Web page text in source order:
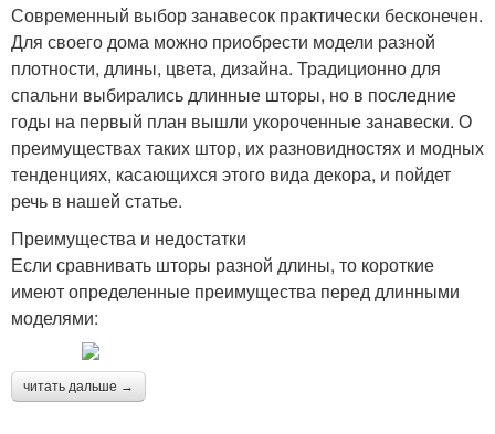
Современный выбор занавесок практически бесконечен.
Для своего дома можно приобрести модели разной
плотности, длины, цвета, дизайна. Традиционно для
спальни выбирались длинные шторы, но в последние
годы на первый план вышли укороченные занавески. О
преимуществах таких штор, их разновидностях и модных
тенденциях, касающихся этого вида декора, и пойдет
речь в нашей статье.
Преимущества и недостатки
Если сравнивать шторы разной длины, то короткие
имеют определенные преимущества перед длинными
моделями:
читать дальше →